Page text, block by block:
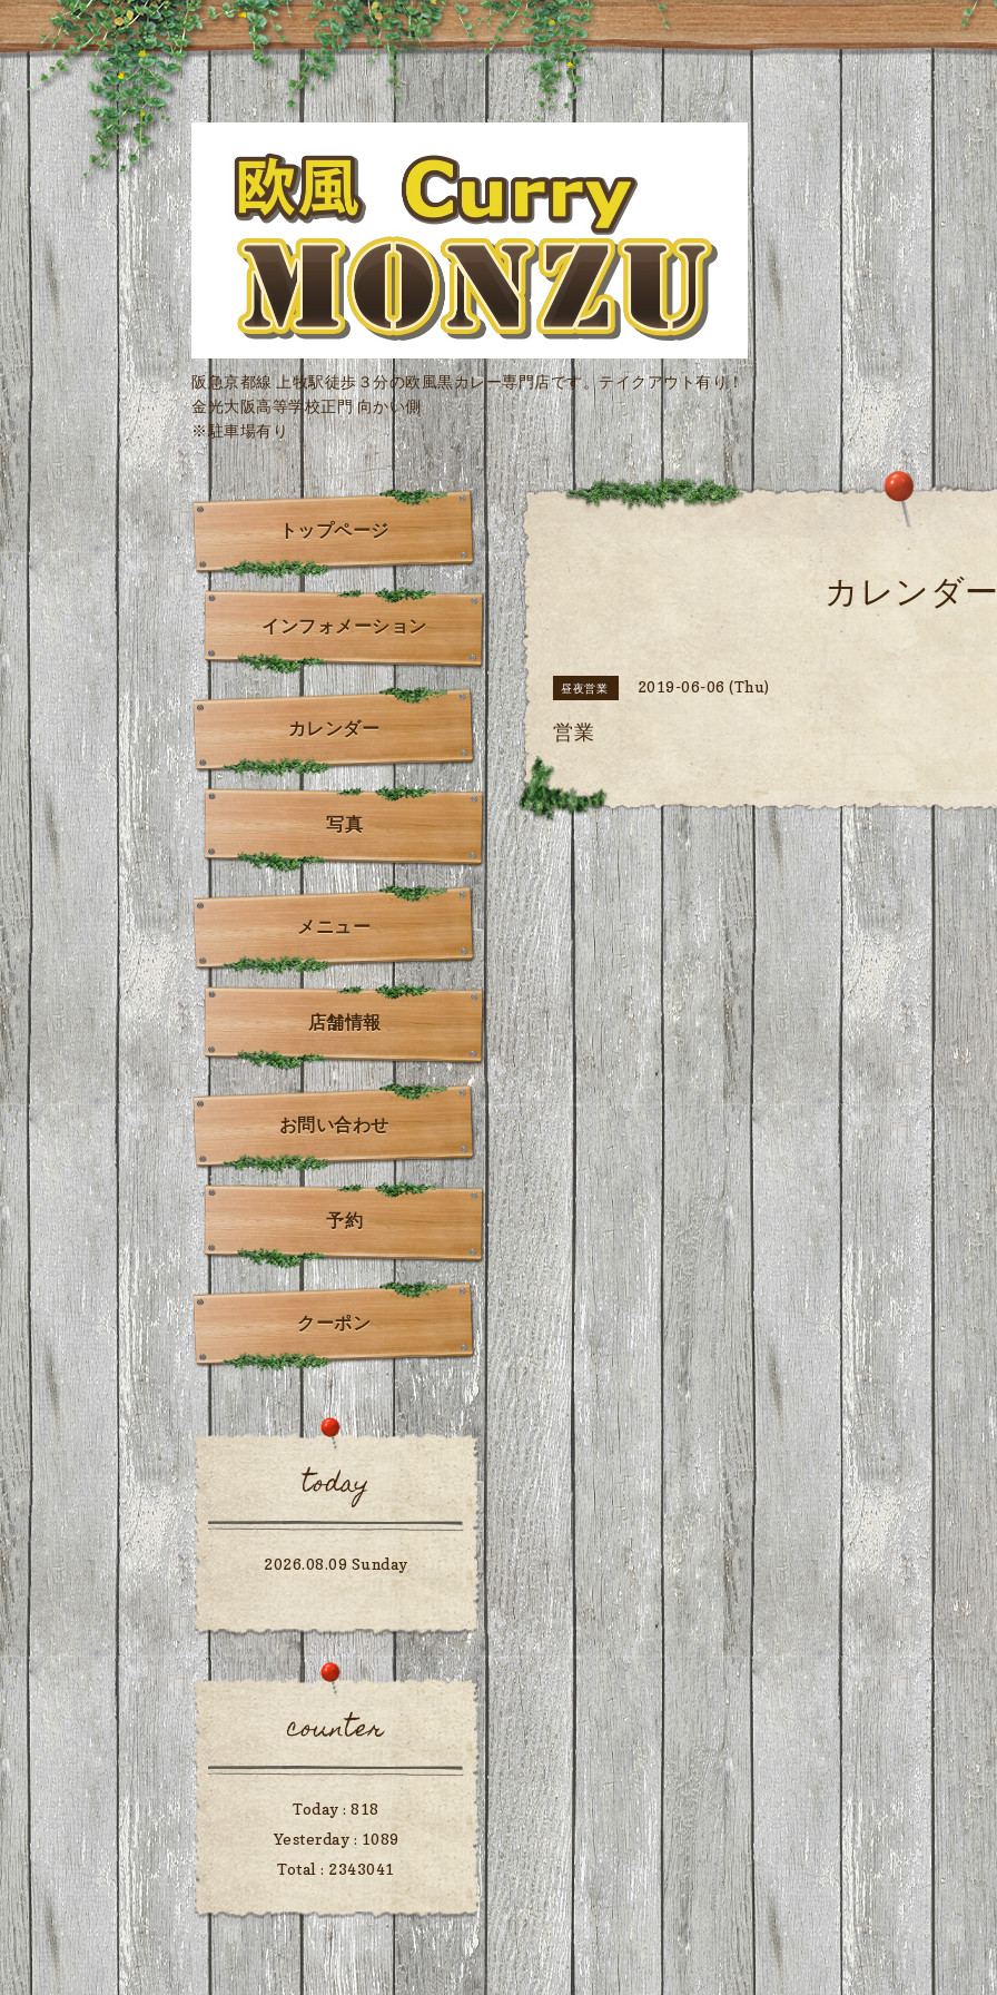
阪急京都線 上牧駅徒歩３分の欧風黒カレー専門店です。テイクアウト有り！
金光大阪高等学校正門 向かい側
※駐車場有り
カレンダ
昼夜営業 2019-06-06 (Thu)
営業
トップページ
インフォメーション
カレンダー
写真
メニュー
店舗情報
お問い合わせ
予約
クーポン
today
2026.08.09 Sunday
counter
Today :818
Yesterday : 1089
Total : 2343041